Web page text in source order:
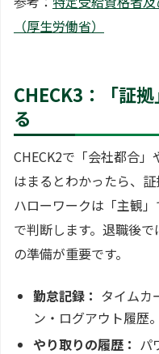
（厚生労働省）
CHECK3：「証
る
CHECK2で「会社都合
はまるとわかったら、証
ハローワークは「主観」
で判断します。退職後
の準備が重要です。
勤怠記録： タイムカ
ン・ログアウト履歴。
やり取りの履歴： パ